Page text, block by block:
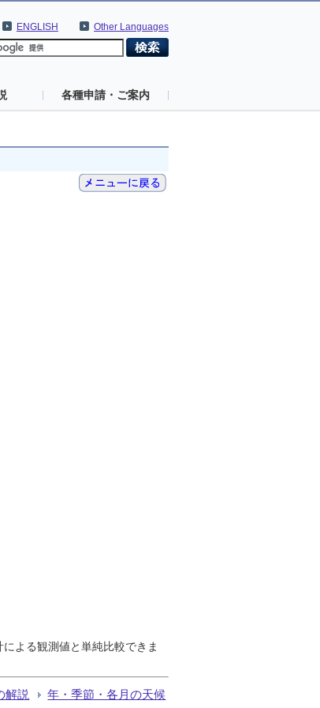
Other Languages
ENGLISH
各種申請・ご案内
よる観測値と単純比較できま
解説 年・季節・各月の天候